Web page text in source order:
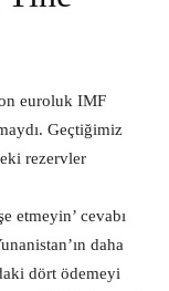
euroluk IMF
Geçtiğimiz
rezervler
etmeyin’ cevabı
daha
dört ödemeyi